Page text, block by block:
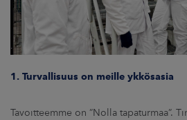
UUTISHUONE
1. Turvallisuus on meille ykkösasia
Tavoitteemme on ”Nolla tapaturmaa”.